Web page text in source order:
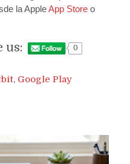
la AppleApp Store o
us:
0
, Google Play